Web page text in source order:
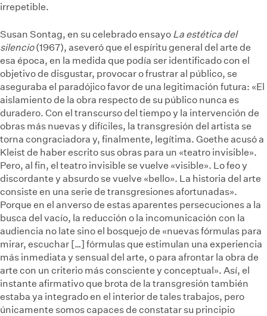
irrepetible.
Susan Sontag, en su celebrado ensayo La estética del
silencio(1967), aseveró que el espíritu general del arte de
esa época, en la medida que podía ser identificado con el
objetivo de disgustar, provocar o frustrar al público, se
aseguraba el paradójico favor de una legitimación futura: «El
aislamiento de la obra respecto de su público nunca es
duradero. Con el transcurso del tiempo y la intervención de
obras más nuevas y difíciles, la transgresión del artista se
torna congraciadora y, finalmente, legítima. Goethe acusó a
Kleist de haber escrito sus obras para un «teatro invisible».
Pero, al fin, el teatro invisible se vuelve «visible». Lo feo y
discordante y absurdo se vuelve «bello». La historia del arte
consiste en una serie de transgresiones afortunadas».
Porque en el anverso de estas aparentes persecuciones a la
busca del vacío, la reducción o la incomunicación con la
audiencia no late sino el bosquejo de «nuevas fórmulas para
mirar, escuchar […] fórmulas que estimulan una experiencia
más inmediata y sensual del arte, o para afrontar la obra de
arte con un criterio más consciente y conceptual». Así, el
instante afirmativo que brota de la transgresión también
estaba ya integrado en el interior de tales trabajos, pero
únicamente somos capaces de constatar su principio